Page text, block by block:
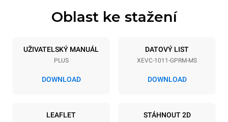
Specifikace plechů
10 GN 1/1
Vzdálenost mezi zásobníky
Oblast ke stažení
UŽIVATELSKÝ MANUÁL
PLUS
DOWNLOAD
DATOVÝ LIST
XEVC-1011-GPRM-MS
DOWNLOAD
LEAFLET STÁHNOUT 2D